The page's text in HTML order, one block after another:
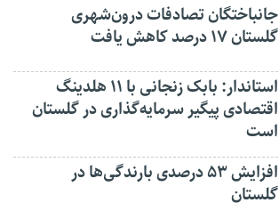
جانباختگان تصادفات درون‌شهری
گلستان ۱۷ درصد کاهش یافت
استاندار: بابک زنجانی با ۱۱ هلدینگ
اقتصادی پیگیر سرمایه‌گذاری در گلستان
است
افزایش ۵۳ درصدی بارندگی‌ها در
گلستان